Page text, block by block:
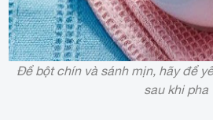
Để bột chín và sánh mịn, hãy để
sau khi pha